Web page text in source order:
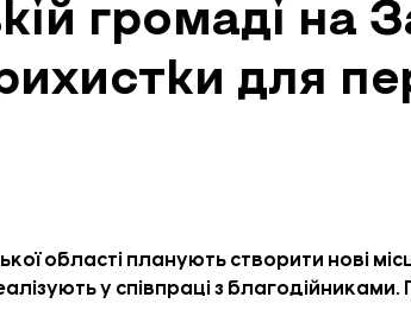
громаді на
для
області планують створити нові
у співпраці з благодійниками.